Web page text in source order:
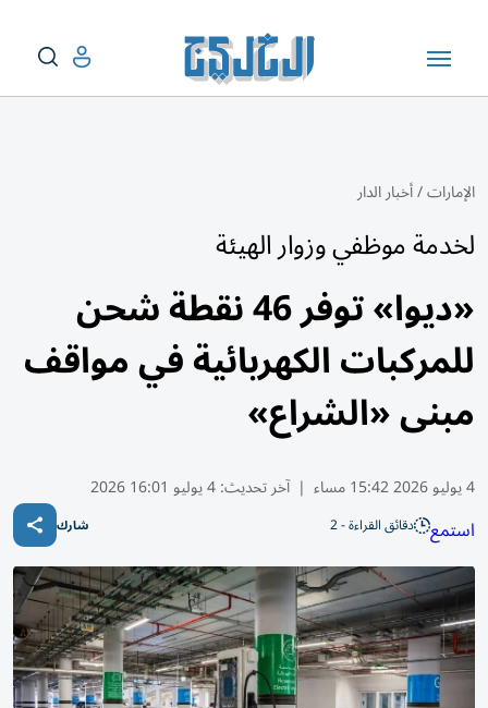
الإمارات/أخبار الدار
لخدمة موظفي وزوار الهيئة
«ديوا» توفر 46 نقطة شحن
للمركبات الكهربائية في مواقف
مبنى «الشراع»
4 يوليو 2026 15:42 مساء | آخر تحديث:4 يوليو 16:01 2026
استمع دقائق القراءة - 2 شارك